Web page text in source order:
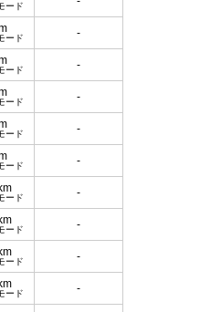
ード
ード -
ード -
ード -
ード -
ード -
ード -
ード -
ード -
ード -